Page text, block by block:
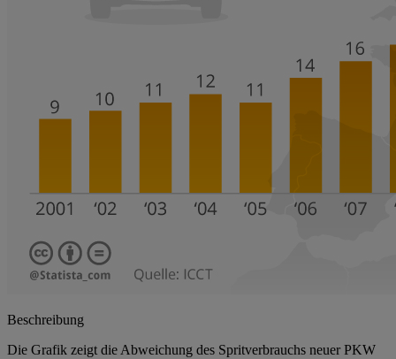
Beschreibung
Die Grafik zeigt die Abweichung des Spritverbrauchs neuer PKW